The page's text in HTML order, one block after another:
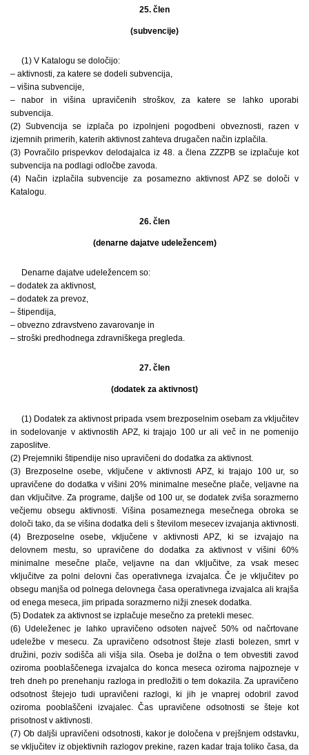
25. člen
(subvencije)
(1) V Katalogu se določijo:
– aktivnosti, za katere se dodeli subvencija,
– višina subvencije,
– nabor in višina upravičenih stroškov, za katere se lahko uporabi
subvencija.
(2) Subvencija se izplača po izpolnjeni pogodbeni obveznosti, razen v
izjemnih primerih, katerih aktivnost zahteva drugačen način izplačila.
(3) Povračilo prispevkov delodajalca iz 48. a člena ZZZPB se izplačuje kot
subvencija na podlagi odločbe zavoda.
(4) Način izplačila subvencije za posamezno aktivnost APZ se določi v
Katalogu.
26. člen
(denarne dajatve udeležencem)
Denarne dajatve udeležencem so:
– dodatek za aktivnost,
– dodatek za prevoz,
– štipendija,
– obvezno zdravstveno zavarovanje in
– stroški predhodnega zdravniškega pregleda.
27. člen
(dodatek za aktivnost)
(1) Dodatek za aktivnost pripada vsem brezposelnim osebam za vključitev
in sodelovanje v aktivnostih APZ, ki trajajo 100 ur ali več in ne pomenijo
zaposlitve.
(2) Prejemniki štipendije niso upravičeni do dodatka za aktivnost.
(3) Brezposelne osebe, vključene v aktivnosti APZ, ki trajajo 100 ur, so
upravičene do dodatka v višini 20% minimalne mesečne plače, veljavne na
dan vključitve. Za programe, daljše od 100 ur, se dodatek zviša sorazmerno
večjemu obsegu aktivnosti. Višina posameznega mesečnega obroka se
določi tako, da se višina dodatka deli s številom mesecev izvajanja aktivnosti.
(4) Brezposelne osebe, vključene v aktivnosti APZ, ki se izvajajo na
delovnem mestu, so upravičene do dodatka za aktivnost v višini 60%
minimalne mesečne plače, veljavne na dan vključitve, za vsak mesec
vključitve za polni delovni čas operativnega izvajalca. Če je vključitev po
obsegu manjša od polnega delovnega časa operativnega izvajalca ali krajša
od enega meseca, jim pripada sorazmerno nižji znesek dodatka.
(5) Dodatek za aktivnost se izplačuje mesečno za pretekli mesec.
(6) Udeleženec je lahko upravičeno odsoten največ 50% od načrtovane
udeležbe v mesecu. Za upravičeno odsotnost šteje zlasti bolezen, smrt v
družini, poziv sodišča ali višja sila. Oseba je dolžna o tem obvestiti zavod
oziroma pooblaščenega izvajalca do konca meseca oziroma najpozneje v
treh dneh po prenehanju razloga in predložiti o tem dokazila. Za upravičeno
odsotnost štejejo tudi upravičeni razlogi, ki jih je vnaprej odobril zavod
oziroma pooblaščeni izvajalec. Čas upravičene odsotnosti se šteje kot
prisotnost v aktivnosti.
(7) Ob daljši upravičeni odsotnosti, kakor je določena v prejšnjem odstavku,
se vključitev iz objektivnih razlogov prekine, razen kadar traja toliko časa, da